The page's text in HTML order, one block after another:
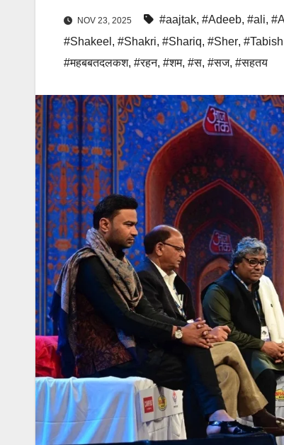
NOV 23, 2025 #aajtak, #Adeeb, #ali,
#Shakeel , #Shakri, #Shariq, #Sher, #Tabish
#महबबतदलकश, #रहन, #शम, #स, #सज, #सहतय